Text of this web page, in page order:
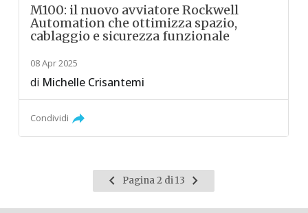
M100: il nuovo avviatore Rockwell
Automation che ottimizza spazio,
cablaggio e sicurezza funzionale
08 Apr 2025
di Michelle Crisantemi
Condividi
Pagina
precedente
Pagina 2 di 13
Pagina
successiva